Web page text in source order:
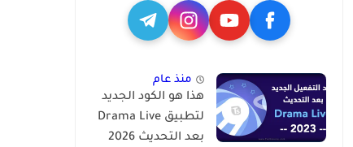
منذ عام
هذا هو الكود الجديد
لتطبيق Drama Live
بعد التحديث 2026